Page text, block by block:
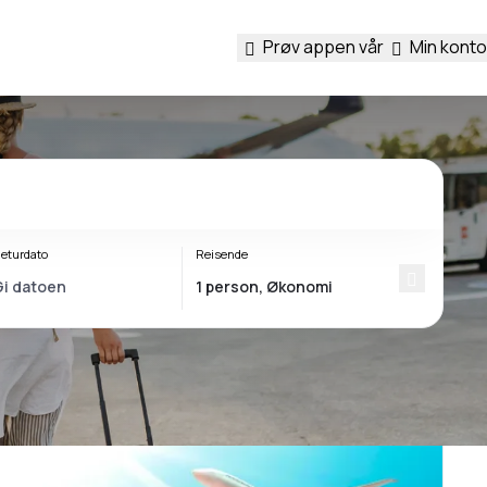
Prøv appen vår Min konto
Reisende